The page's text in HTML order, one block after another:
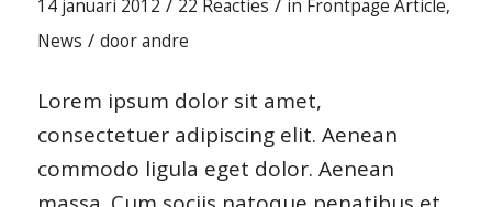
14 januari 2012 22 Reacties in Frontpage Article,
News / doorandre
Lorem ipsum dolor sit amet,
consectetuer adipiscing elit. Aenean
commodo ligula eget dolor. Aenean